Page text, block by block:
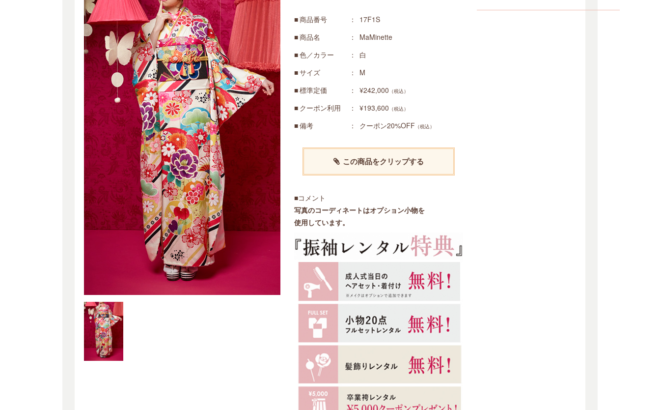
商品番号
17F1S
商品名
MaMinette
色／カラー
白
サイズ
M
標準定価
¥242,000 （税込）
クーポン利用 ¥193,600 （税込）
備考 クーポン20%OFF （税込）
この商品をクリップする
■コメント
写真のコーディネートはオプション小物を
使用しています。